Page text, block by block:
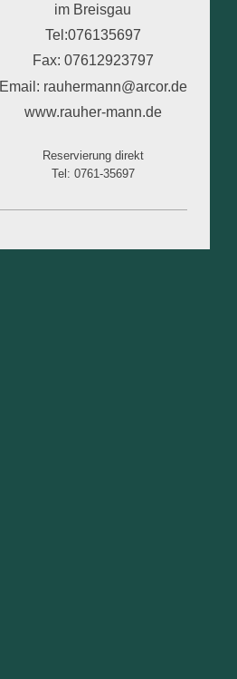
im Breisgau
Tel:076135697
Fax: 07612923797
Email: rauhermann@arcor.de
www.rauher-mann.de
Reservierung direkt
Tel: 0761-35697